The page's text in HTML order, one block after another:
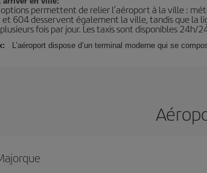
permettent de relier l’aéroport à la ville :
604 desservent également la ville, tandis que la
fois par jour. Les taxis sont disponibles 24h/
L’aéroport dispose d’un terminal moderne qui se